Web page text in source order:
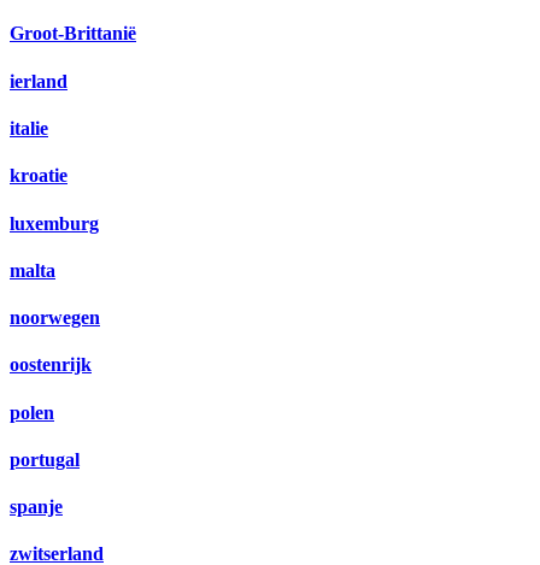
Groot-Brittanië
ierland
italie
kroatie
luxemburg
malta
noorwegen
oostenrijk
polen
portugal
spanje
zwitserland